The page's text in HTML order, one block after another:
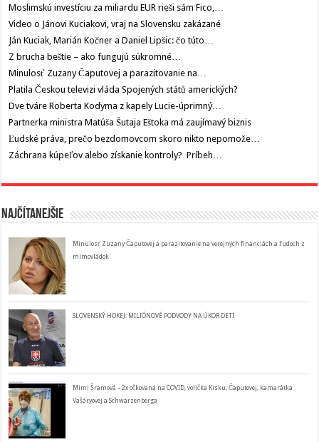
Moslimskú investíciu za miliardu EUR rieši sám Fico,…
Video o Jánovi Kuciakovi, vraj na Slovensku zakázané
Ján Kuciak, Marián Kočner a Daniel Lipšic: čo túto…
Z brucha beštie – ako fungujú súkromné…
Minulosť Zuzany Čaputovej a parazitovanie na…
Platila Českou televizi vláda Spojených států amerických?
Dve tváre Roberta Kodyma z kapely Lucie-úprimný…
Partnerka ministra Matúša Šutaja Eštoka má zaujímavý biznis
Ľudské práva, prečo bezdomovcom skoro nikto nepomože…
Záchrana kúpeľov alebo získanie kontroly? Príbeh…
Najčítanejšie
Minulosť Zuzany Čaputovej a parazitovanie na verejných financiách a ľudoch z
mimovládok
SLOVENSKÝ HOKEJ: MILIÓNOVÉ PODVODY NA ÚKOR DETÍ
Mimi Šramová – 2x očkovaná na COVID, volička Kisku, Čaputovej, kamarátka
Vašáryovej a Schwarzenberga